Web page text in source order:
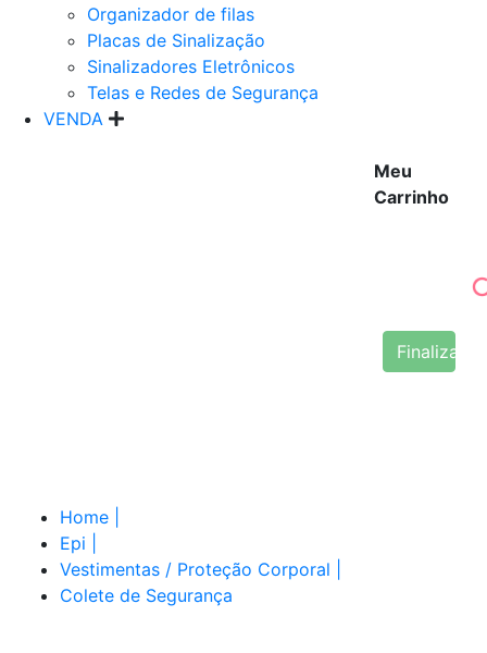
Organizador de filas
Placas de Sinalização
Sinalizadores Eletrônicos
Telas e Redes de Segurança
VENDA
Meu
Carrinho
Finalizar
Home
Epi
Vestimentas / Proteção Corporal
Colete de Segurança